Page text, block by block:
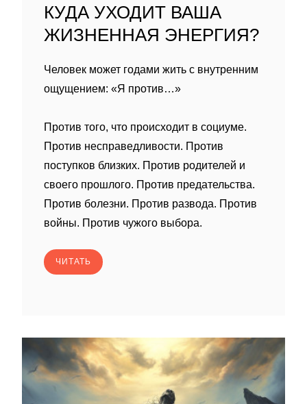
КУДА УХОДИТ ВАША
ЖИЗНЕННАЯ ЭНЕРГИЯ?
Человек может годами жить с внутренним
ощущением: «Я против…»
Против того, что происходит в социуме.
Против несправедливости. Против
поступков близких. Против родителей и
своего прошлого. Против предательства.
Против болезни. Против развода. Против
войны. Против чужого выбора.
ЧИТАТЬ